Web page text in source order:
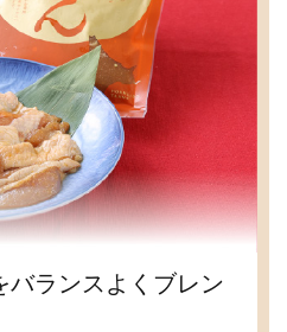
バランスよくブレン